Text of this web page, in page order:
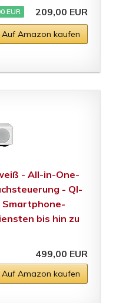
EUR 209,00 EUR
Auf Amazon kaufen
- All-in-One-
- QI-
Smartphone-
bis hin zu
499,00 EUR
Auf Amazon kaufen